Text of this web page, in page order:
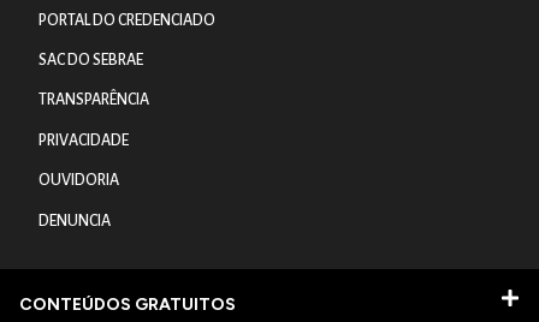
PORTAL DO CREDENCIADO
SAC DO SEBRAE
TRANSPARÊNCIA
PRIVACIDADE
OUVIDORIA
DENUNCIA
CONTEÚDOS GRATUITOS